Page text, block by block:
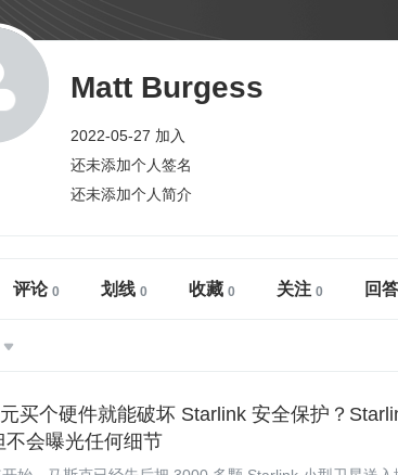
Matt Burgess
2022-05-27 加入
还未添加个人签名
还未添加个人简介
评论 划线 收藏 关注 回答

买个硬件就能破坏 Starlink 安全保护？